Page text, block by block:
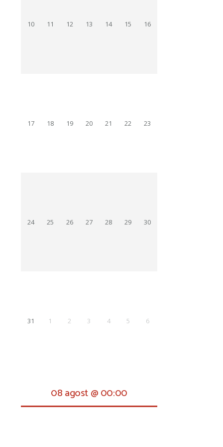
10 11 12 13 14 15 16
17 18 19 20 21 22 23
24 25 26 27 28 29 30
31 1 2 3 4 5 6
08 agost @ 00:00